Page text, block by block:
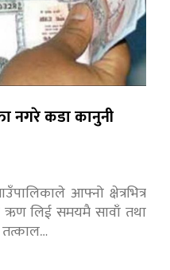
नगरे कडा कानुनी
आफ्नो क्षेत्रभित्र
ऋण लिई समयमै सावाँ तथा
तत्काल…